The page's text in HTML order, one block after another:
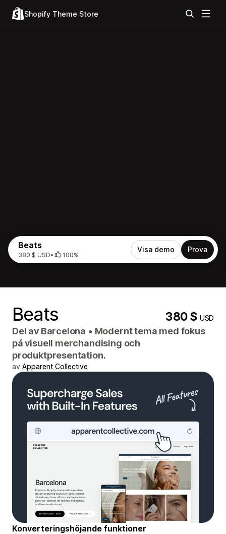
Shopify Theme Store
Beats
380 $ USD• 100%
Visa demo Prova
Beats 380 $USD
Del av Barcelona • Modernt tema med fokus
på visuell merchandising och
produktpresentation.
av Apparent Collective
Konverteringshöjande funktioner